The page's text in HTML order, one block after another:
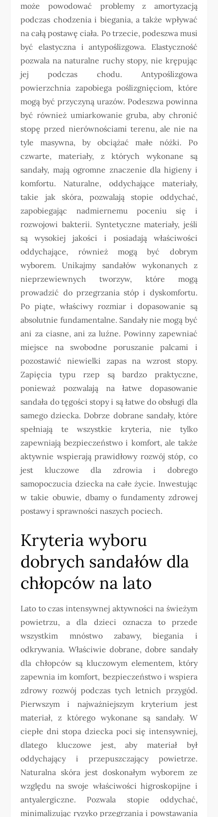
może powodować problemy z amortyzacją
podczas chodzenia i biegania, a także wpływać
na całą postawę ciała. Po trzecie, podeszwa musi
być elastyczna i antypoślizgowa. Elastyczność
pozwala na naturalne ruchy stopy, nie krępując
jej podczas chodu. Antypoślizgowa
powierzchnia zapobiega poślizgnięciom, które
mogą być przyczyną urazów. Podeszwa powinna
być również umiarkowanie gruba, aby chronić
stopę przed nierównościami terenu, ale nie na
tyle masywna, by obciążać małe nóżki. Po
czwarte, materiały, z których wykonane są
sandały, mają ogromne znaczenie dla higieny i
komfortu. Naturalne, oddychające materiały,
takie jak skóra, pozwalają stopie oddychać,
zapobiegając nadmiernemu poceniu się i
rozwojowi bakterii. Syntetyczne materiały, jeśli
są wysokiej jakości i posiadają właściwości
oddychające, również mogą być dobrym
wyborem. Unikajmy sandałów wykonanych z
nieprzewiewnych tworzyw, które mogą
prowadzić do przegrzania stóp i dyskomfortu.
Po piąte, właściwy rozmiar i dopasowanie są
absolutnie fundamentalne. Sandały nie mogą być
ani za ciasne, ani za luźne. Powinny zapewniać
miejsce na swobodne poruszanie palcami i
pozostawić niewielki zapas na wzrost stopy.
Zapięcia typu rzep są bardzo praktyczne,
ponieważ pozwalają na łatwe dopasowanie
sandała do tęgości stopy i są łatwe do obsługi dla
samego dziecka. Dobrze dobrane sandały, które
spełniają te wszystkie kryteria, nie tylko
zapewniają bezpieczeństwo i komfort, ale także
aktywnie wspierają prawidłowy rozwój stóp, co
jest kluczowe dla zdrowia i dobrego
samopoczucia dziecka na całe życie. Inwestując
w takie obuwie, dbamy o fundamenty zdrowej
postawy i sprawności naszych pociech.
Kryteria wyboru
dobrych sandałów dla
chłopców na lato
Lato to czas intensywnej aktywności na świeżym
powietrzu, a dla dzieci oznacza to przede
wszystkim mnóstwo zabawy, biegania i
odkrywania. Właściwie dobrane, dobre sandały
dla chłopców są kluczowym elementem, który
zapewnia im komfort, bezpieczeństwo i wspiera
zdrowy rozwój podczas tych letnich przygód.
Pierwszym i najważniejszym kryterium jest
materiał, z którego wykonane są sandały. W
ciepłe dni stopa dziecka poci się intensywniej,
dlatego kluczowe jest, aby materiał był
oddychający i przepuszczający powietrze.
Naturalna skóra jest doskonałym wyborem ze
względu na swoje właściwości higroskopijne i
antyalergiczne. Pozwala stopie oddychać,
minimalizując ryzyko przegrzania i powstawania